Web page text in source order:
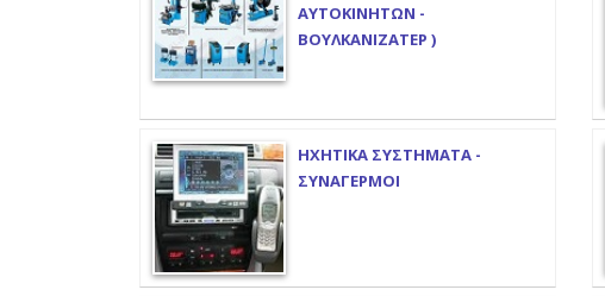
ΑΥΤΟΚΙΝΗΤΩΝ -
ΒΟΥΛΚΑΝΙΖΑΤΕΡ )
ΗΧΗΤΙΚΑ ΣΥΣΤΗΜΑΤΑ -
ΣΥΝΑΓΕΡΜΟΙ